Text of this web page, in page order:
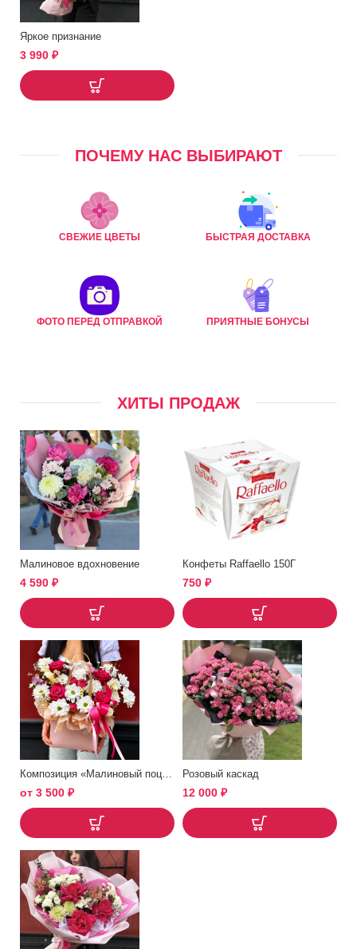
Яркое признание
3 990 ₽
ПОЧЕМУ НАС ВЫБИРАЮТ
СВЕЖИЕ ЦВЕТЫ БЫСТРАЯ ДОСТАВКА
ФОТО ПЕРЕД ОТПРАВКОЙ ПРИЯТНЫЕ БОНУСЫ
ХИТЫ ПРОДАЖ
Малиновое вдохновение
4 590 ₽
Конфеты Raffaello 150Г
750 ₽
от 3 500 ₽
Розовый каскад
12 000 ₽